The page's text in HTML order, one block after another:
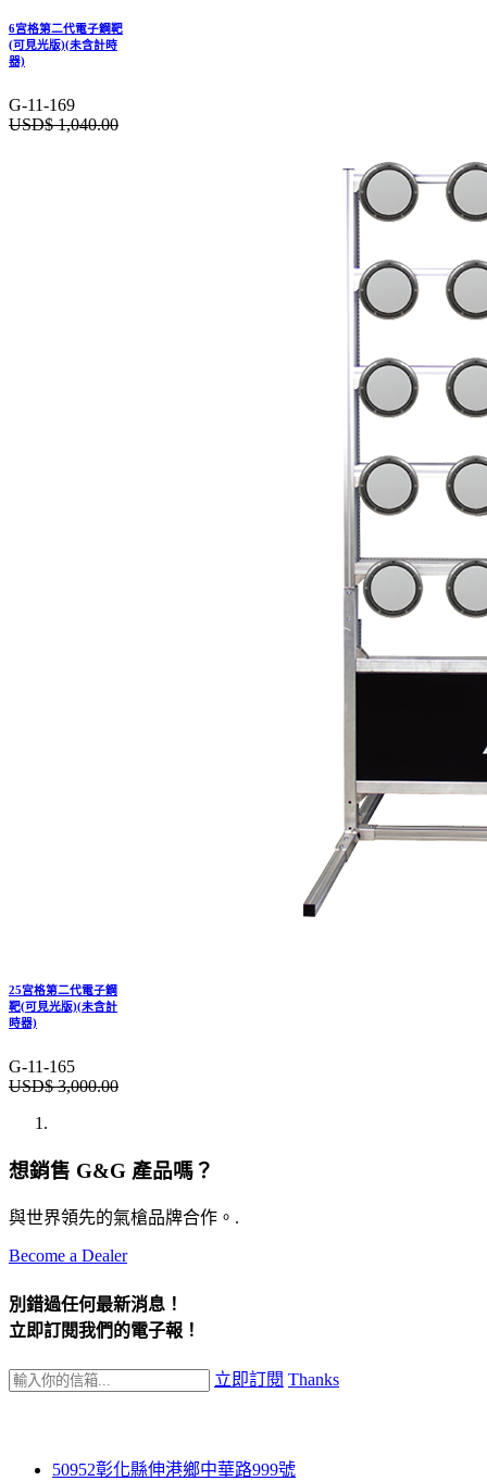
6宮格第二代電子鋼靶
(可見光版)(未含計時
器)
G-11-169
USD$1,040.00
25宮格第二代電子鋼
靶(可見光版)(未含計
時器)
G-11-165
USD$3,000.00
想銷售 G&G 產品嗎？
與世界領先的氣槍品牌合作。.
Become a Dealer
別錯過任何最新消息！
立即訂閱我們的電子報！
立即訂閱 Thanks
50952彰化縣伸港鄉中華路999號